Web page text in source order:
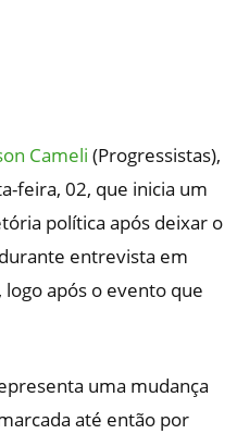
Cameli (Progressistas),
feira, 02, que inicia um
política após deixar o
entrevista em
, logo após o evento que
uma mudança
até então por